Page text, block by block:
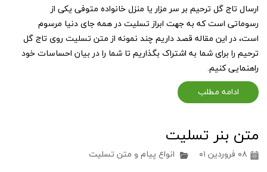
ارسال تاج گل ترحیم بر سر مزار یا منزل خانواده متوفی یکی از
رسوماتی است که به جهت ابراز تسلیت در همه جای دنیا مرسوم
است، در این مقاله قصد داریم چند نمونه از متن تسلیت روی تاج گل
ترحیم را برای شما به اشتراک بگذاریم تا شما را در بیان احساسات خود
راهنمایی کنیم.
ادامه مطلب
متن بنر تسلیت
۰۸ فروردین ۰۱
انواع پیام و متن تسلیت